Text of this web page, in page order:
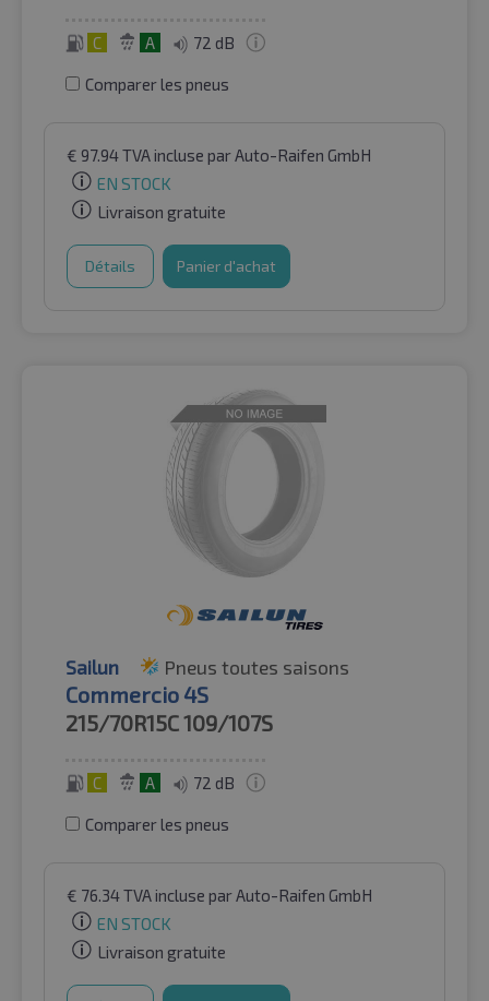
C A 72 dB
Comparer les pneus
€ 97.94TVA incluse par Auto-Raifen GmbH
EN STOCK
Livraison gratuite
Détails Panier d'achat
Sailun Pneus toutes saisons
Commercio 4S
215/70R15C109/107S
C A 72 dB
Comparer les pneus
€ 76.34TVA incluse par Auto-Raifen GmbH
EN STOCK
Livraison gratuite